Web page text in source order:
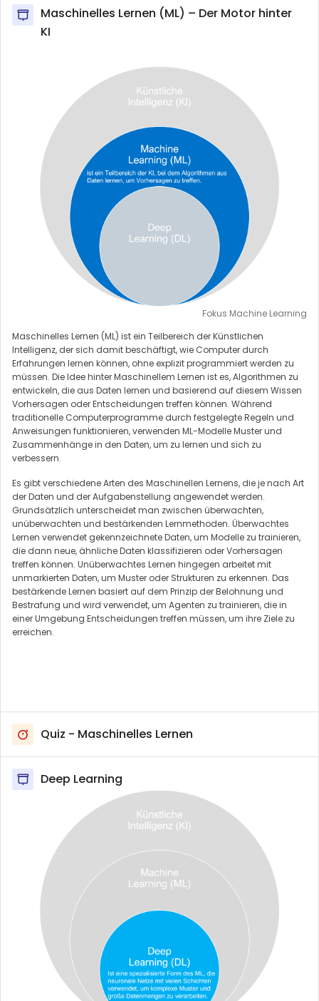
Maschinelles Lernen (ML) – Der Motor hinter
KI
Fokus Machine Learning
Maschinelles Lernen (ML) ist ein Teilbereich der Künstlichen
Intelligenz, der sich damit beschäftigt, wie Computer durch
Erfahrungen lernen können, ohne explizit programmiert werden zu
müssen. Die Idee hinter Maschinellem Lernen ist es, Algorithmen zu
entwickeln, die aus Daten lernen und basierend auf diesem Wissen
Vorhersagen oder Entscheidungen treffen können. Während
traditionelle Computerprogramme durch festgelegte Regeln und
Anweisungen funktionieren, verwenden ML-Modelle Muster und
Zusammenhänge in den Daten, um zu lernen und sich zu
verbessern.
Es gibt verschiedene Arten des Maschinellen Lernens, die je nach Art
der Daten und der Aufgabenstellung angewendet werden.
Grundsätzlich unterscheidet man zwischen überwachten,
unüberwachten und bestärkenden Lernmethoden. Überwachtes
Lernen verwendet gekennzeichnete Daten, um Modelle zu trainieren,
die dann neue, ähnliche Daten klassifizieren oder Vorhersagen
treffen können. Unüberwachtes Lernen hingegen arbeitet mit
unmarkierten Daten, um Muster oder Strukturen zu erkennen. Das
bestärkende Lernen basiert auf dem Prinzip der Belohnung und
Bestrafung und wird verwendet, um Agenten zu trainieren, die in
einer Umgebung Entscheidungen treffen müssen, um ihre Ziele zu
erreichen.
Quiz - Maschinelles Lernen
Deep Learning